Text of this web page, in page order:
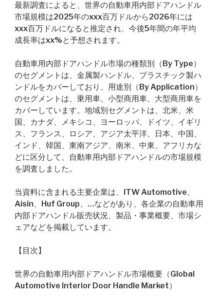
最新調査によると、世界の自動車用内部ドアハンドル
市場規模は2025年のxxx百万ドルから2026年には
xxx百万ドルになると推定され、今後5年間の年平均
成長率はxx%と予想されます。
自動車用内部ドアハンドル市場の種類別（By Type）
のセグメントは、金属製ハンドル、プラスチック製ハ
ンドルをカバーしており、用途別（By Application）
のセグメントは、乗用車、小型商用車、大型商用車を
カバーしています。地域別セグメントは、北米、米
国、カナダ、メキシコ、ヨーロッパ、ドイツ、イギリ
ス、フランス、ロシア、アジア太平洋、日本、中国、
インド、韓国、東南アジア、南米、中東、アフリカな
どに区分して、自動車用内部ドアハンドルの市場規模
を調査しました。
当資料に含まれる主要企業は、ITW Automotive、
Aisin、Huf Group、…などがあり、各企業の自動車用
内部ドアハンドル販売状況、製品・事業概要、市場シ
ェアなどを掲載しています。
【目次】
世界の自動車用内部ドアハンドル市場概要（Global
Automotive Interior Door Handle Market）